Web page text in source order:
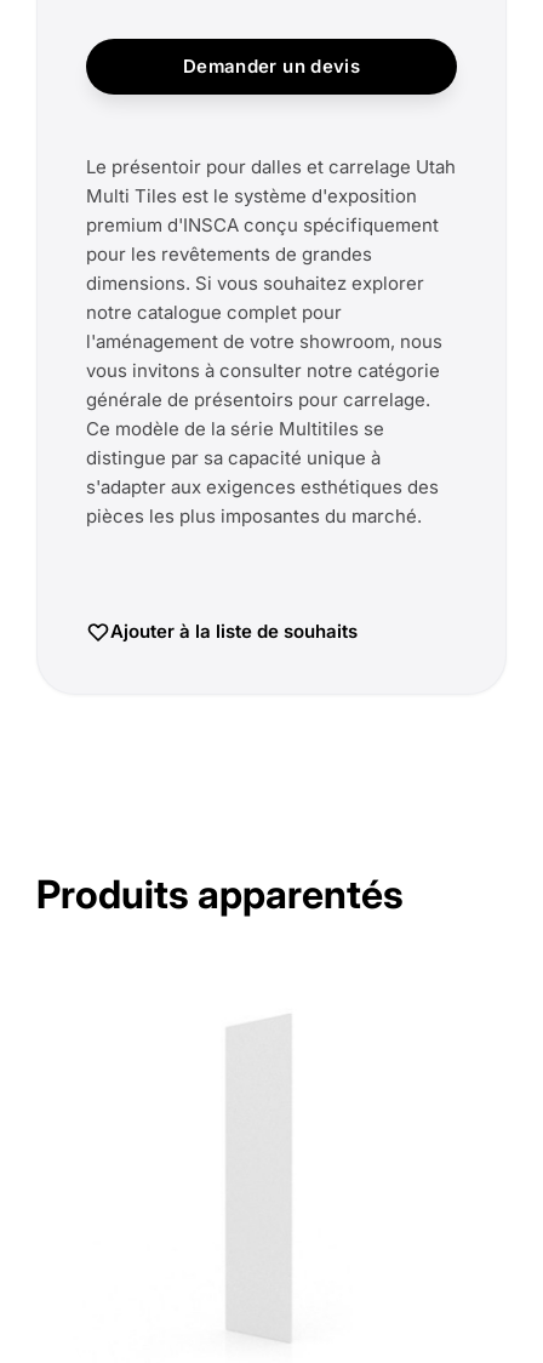
Demander un devis
Le présentoir pour dalles et carrelage Utah
Multi Tiles est le système d'exposition
premium d'INSCA conçu spécifiquement
pour les revêtements de grandes
dimensions. Si vous souhaitez explorer
notre catalogue complet pour
l'aménagement de votre showroom, nous
vous invitons à consulter notre catégorie
générale de présentoirs pour carrelage.
Ce modèle de la série Multitiles se
distingue par sa capacité unique à
s'adapter aux exigences esthétiques des
pièces les plus imposantes du marché.
Ajouter à la liste de souhaits
Produits apparentés